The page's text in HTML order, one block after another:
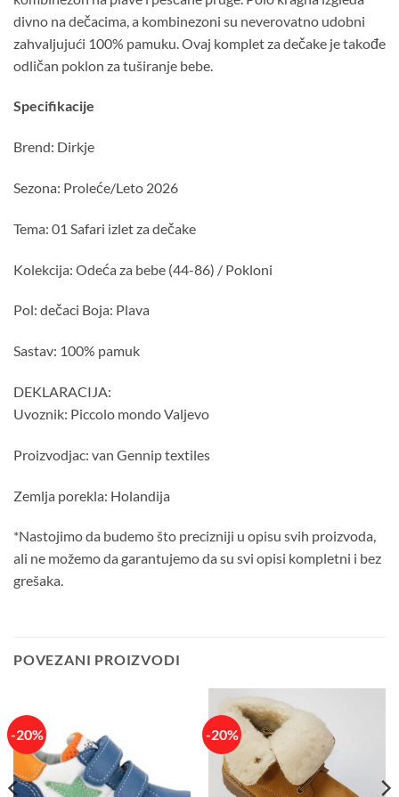
divno na dečacima, a kombinezoni su neverovatno udobni
zahvaljujući 100% pamuku. Ovaj komplet za dečake je takođe
odličan poklon za tuširanje bebe.
Specifikacije
Brend: Dirkje
Sezona: Proleće/Leto 2026
Tema: 01 Safari izlet za dečake
Kolekcija: Odeća za bebe (44-86) / Pokloni
Pol: dečaci Boja: Plava
Sastav: 100% pamuk
DEKLARACIJA:
Uvoznik: Piccolo mondo Valjevo
Proizvodjac: van Gennip textiles
Zemlja porekla: Holandija
*Nastojimo da budemo što precizniji u opisu svih proizvoda,
ali ne možemo da garantujemo da su svi opisi kompletni i bez
grešaka.
POVEZANI PROIZVODI
-20% -20%